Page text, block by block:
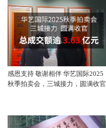
感恩支持 敬谢相伴 华艺国际2025
秋季拍卖会，三城接力，圆满收官